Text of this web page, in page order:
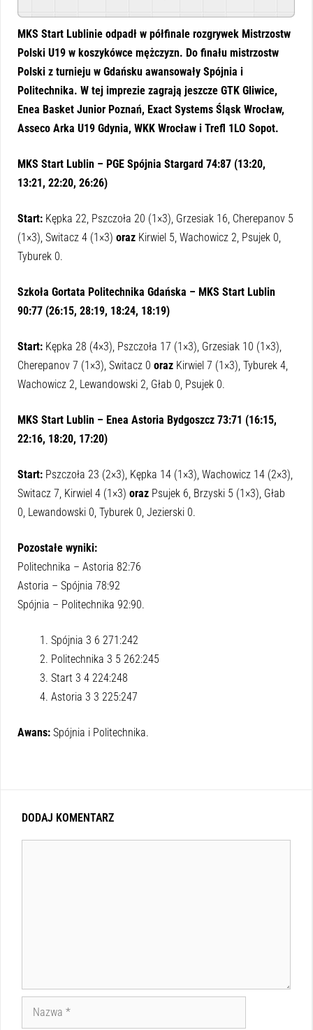
MKS Start Lublinie odpadł w półfinale rozgrywek Mistrzostw
Polski U19 w koszykówce mężczyzn. Do finału mistrzostw
Polski z turnieju w Gdańsku awansowały Spójnia i
Politechnika. W tej imprezie zagrają jeszcze GTK Gliwice,
Enea Basket Junior Poznań, Exact Systems Śląsk Wrocław,
Asseco Arka U19 Gdynia, WKK Wrocław i Trefl 1LO Sopot.
MKS Start Lublin – PGE Spójnia Stargard 74:87 (13:20,
13:21, 22:20, 26:26)
Start: Kępka 22, Pszczoła 20 (1×3), Grzesiak 16, Cherepanov 5
(1×3), Switacz 4 (1×3) oraz Kirwiel 5, Wachowicz 2, Psujek 0,
Tyburek 0.
Szkoła Gortata Politechnika Gdańska – MKS Start Lublin
90:77 (26:15, 28:19, 18:24, 18:19)
Start: Kępka 28 (4×3), Pszczoła 17 (1×3), Grzesiak 10 (1×3),
Cherepanov 7 (1×3), Switacz 0 oraz Kirwiel 7 (1×3), Tyburek 4,
Wachowicz 2, Lewandowski 2, Głab 0, Psujek 0.
MKS Start Lublin – Enea Astoria Bydgoszcz 73:71 (16:15,
22:16, 18:20, 17:20)
Start: Pszczoła 23 (2×3), Kępka 14 (1×3), Wachowicz 14 (2×3),
Switacz 7, Kirwiel 4 (1×3) oraz Psujek 6, Brzyski 5 (1×3), Głab
0, Lewandowski 0, Tyburek 0, Jezierski 0.
Pozostałe wyniki:
Politechnika – Astoria 82:76
Astoria – Spójnia 78:92
Spójnia – Politechnika 92:90.
Spójnia 3 6 271:242
Politechnika 3 5 262:245
Start 3 4 224:248
Astoria 3 3 225:247
Awans: Spójnia i Politechnika.
DODAJ KOMENTARZ